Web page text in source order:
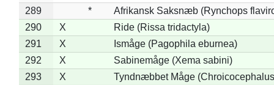
289
*
Afrikansk Saksnæb (Rynchops
290
X
Ride (Rissa tridactyla)
291
X
Ismåge (Pagophila eburnea)
292
X
Sabinemåge (Xema sabini)
293
X
Tyndnæbbet Måge